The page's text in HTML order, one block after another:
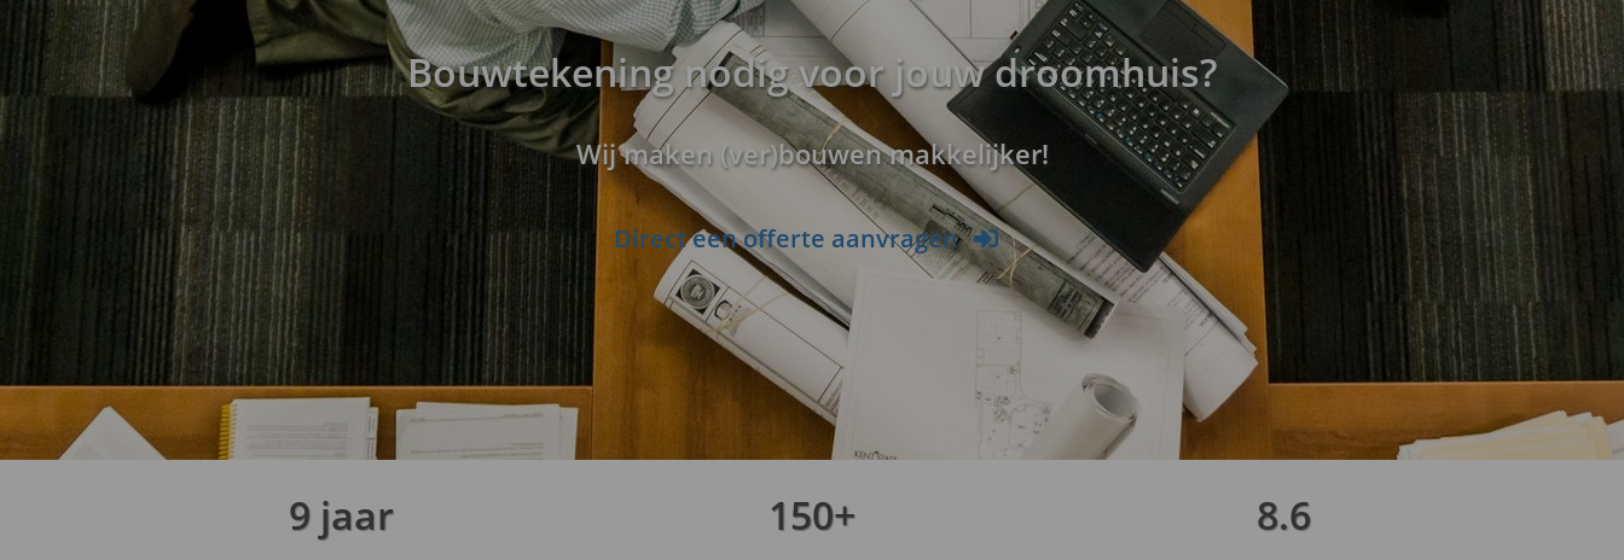
Bouwtekening nodig voor jouw droomhuis?
Wij maken (ver)bouwen makkelijker!
Direct een offerte aanvragen
9 jaar 150+ 8.6